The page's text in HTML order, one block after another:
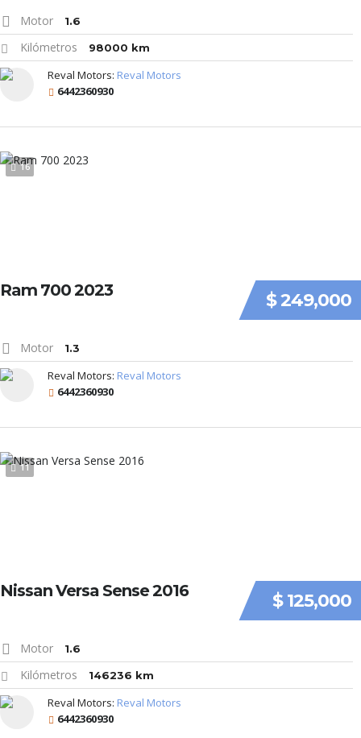
Motor 1.6
Kilómetros 98000 km
Reval Motors: Reval Motors
6442360930
16
$ 249,000
Ram 700 2023
Motor 1.3
Reval Motors: Reval Motors
6442360930
11
$ 125,000
Nissan Versa Sense 2016
Motor 1.6
Kilómetros 146236 km
Reval Motors: Reval Motors
6442360930